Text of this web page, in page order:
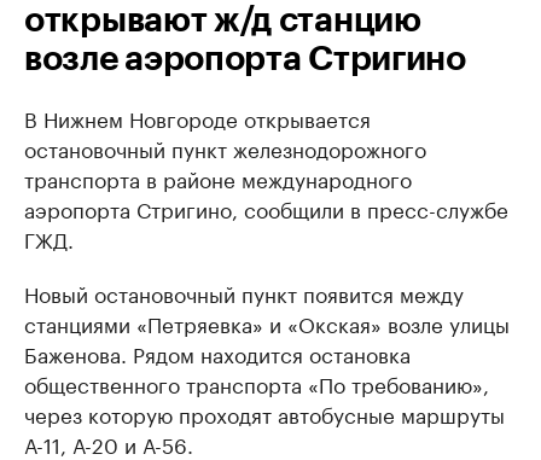
открывают ж/д станцию
возле аэропорта Стригино
В Нижнем Новгороде открывается
остановочный пункт железнодорожного
транспорта в районе международного
аэропорта Стригино, сообщили в пресс-службе
ГЖД.
Новый остановочный пункт появится между
станциями «Петряевка» и «Окская» возле улицы
Баженова. Рядом находится остановка
общественного транспорта «По требованию»,
через которую проходят автобусные маршруты
А-11, А-20 и А-56.